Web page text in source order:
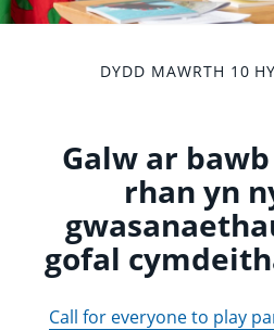
DYDD MAWRTH 10
Galw ar
rhan yn
gofal
Call for everyone to play